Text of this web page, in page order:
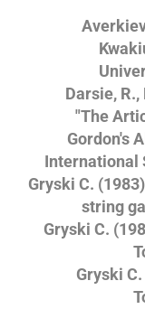
Darsie, R.,
"The Artic
Gordon's
International
Gryski C.
string
Gryski C.
Gryski C.